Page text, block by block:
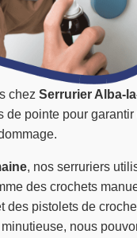
chez Serrurier Alba-
de pointe pour
, nos serruriers
des crochets
des pistolets de
nous